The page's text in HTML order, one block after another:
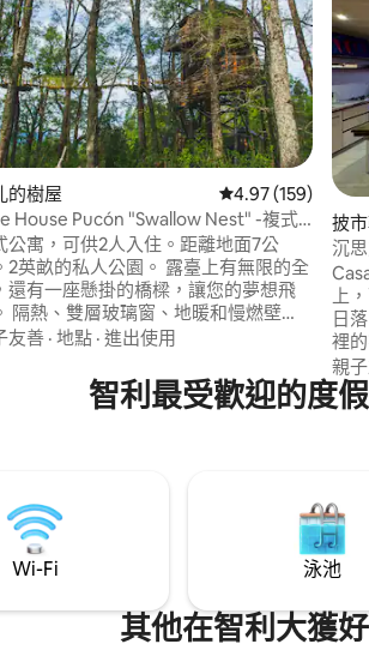
4.97 的平均評分（滿分 5 分）
的樹屋 從 159 則評價中
4.97 (159)
House Pucón "Swallow Nest" -複式
公寓，可供2人入住。距離地面7公
2英畝的私人公園。 露臺上有無限的全
還有一座懸掛的橋樑，讓您的夢想飛
隔熱、雙層玻璃窗、地暖和慢燃壁
大牀。書桌、Wi-Fi、配備冰箱的全套
迷人的景觀、毛巾、吹風機、坐浴
友善 · 地點 · 進出使用
披
沉
上
日
裡
然
洛沃
的
親
智利最受歡迎的度
Wi-Fi 泳池
其他在智利大獲